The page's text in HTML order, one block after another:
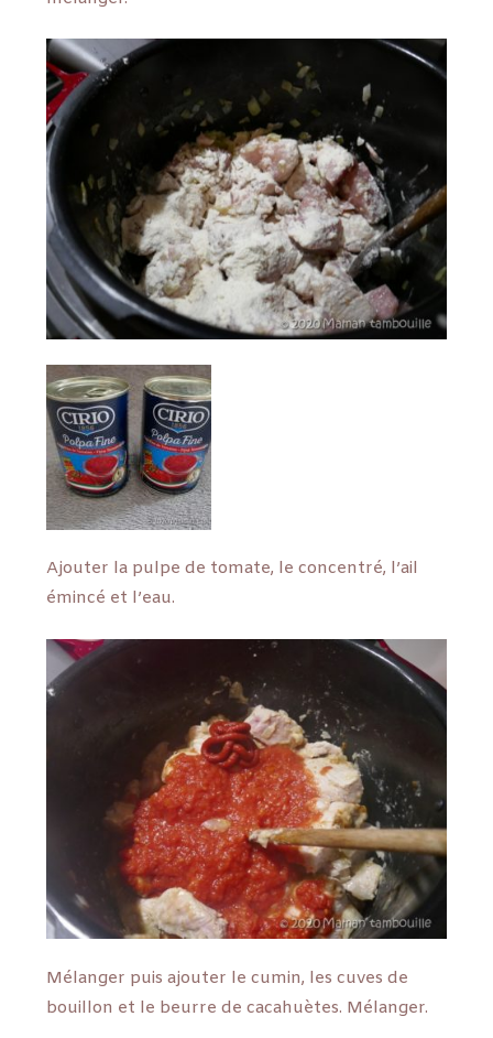
Ajouter la pulpe de tomate, le concentré, l’ail
émincé et l’eau.
Mélanger puis ajouter le cumin, les cuves de
bouillon et le beurre de cacahuètes. Mélanger.